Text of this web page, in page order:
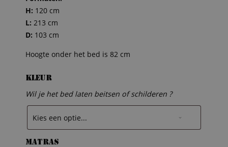
H: 120 cm
L: 213 cm
D: 103 cm
Hoogte onder het bed is 82 cm
Kleur
Wil je het bed laten beitsen of schilderen ?
Matras